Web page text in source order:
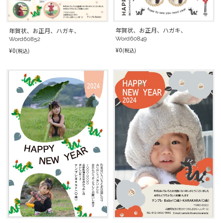
年賀状、お正月、ハガキ、
Word60852
¥0(税込)
年賀状、お正月、ハガキ、
Word60849
¥0(税込)